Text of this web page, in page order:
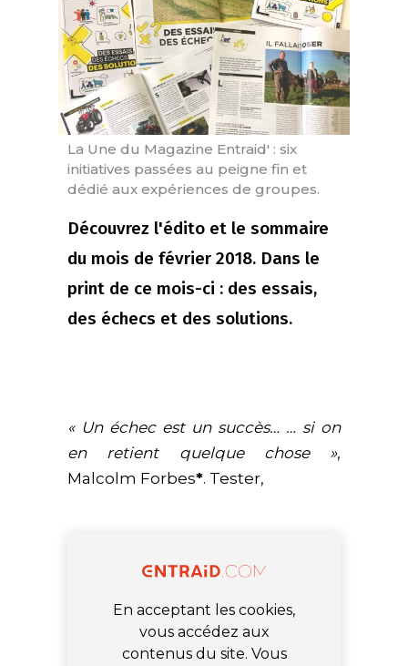
La Une du Magazine Entraid' : six
initiatives passées au peigne fin et
dédié aux expériences de groupes.
Découvrez l'édito et le sommaire
du mois de février 2018. Dans le
print de ce mois-ci : des essais,
des échecs et des solutions.
« Un échec est un succès… … si on
en retient quelque chose »,
Malcolm Forbes*. Tester,
En acceptant les cookies,
vous accédez aux
contenus du site. Vous